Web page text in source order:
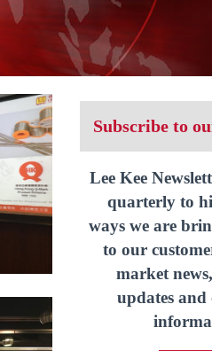
Subscribe to
Lee Kee
quarterly to
ways we are
to our
market
updates and